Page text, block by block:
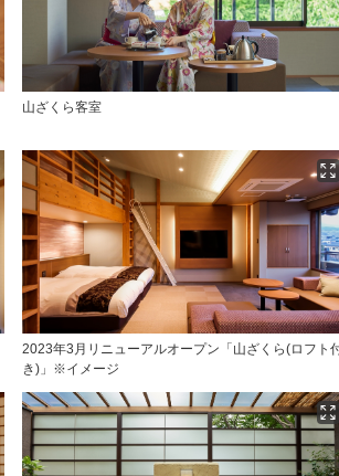
山ざくら客室
2023年3月リニューアルオープン「山ざくら(ロフト
き)」※イメージ